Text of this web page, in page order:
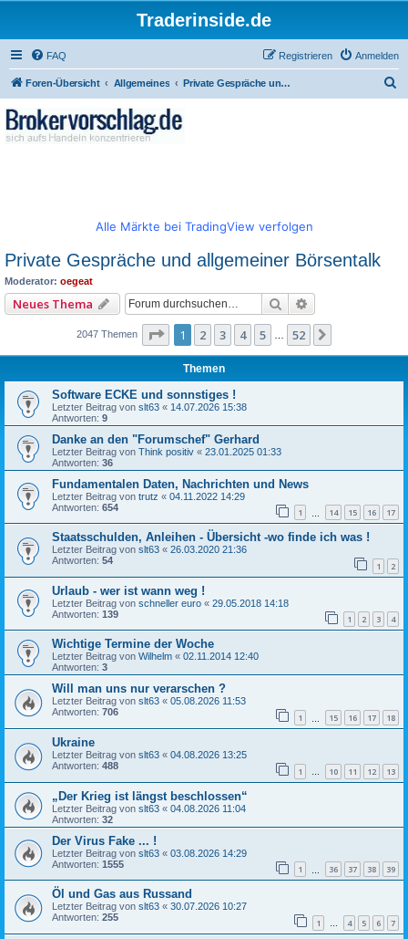
Traderinside.de
FAQ Anmelden
Registrieren
Foren-Übersicht Allgemeines Private Gespräche und allgemeiner Börsentalk
Alle Märkte bei TradingView verfolgen
Private Gespräche und allgemeiner Börsentalk
Moderator: oegeat
Neues Thema Suche
2047 Themen Seite 1von 52
1 2 3 4 5 52
Themen
Software ECKE und sonnstiges !
Letzter Beitrag von slt63 « 14.07.2026 15:38
Antworten: 9
Danke an den "Forumschef" Gerhard
Letzter Beitrag von Think positiv « 23.01.2025 01:33
Antworten: 36
Fundamentalen Daten, Nachrichten und News
Letzter Beitrag von trutz « 04.11.2022 14:29
Antworten: 654 1 14 15 16 17
Staatsschulden, Anleihen - Übersicht -wo finde ich was !
Letzter Beitrag von slt63 « 26.03.2020 21:36
Antworten: 54 1 2
Urlaub - wer ist wann weg !
Letzter Beitrag von schneller euro « 29.05.2018 14:18
Antworten: 139 1 2 3 4
Wichtige Termine der Woche
Letzter Beitrag von Wilhelm « 02.11.2014 12:40
Antworten: 3
Will man uns nur verarschen ?
Letzter Beitrag von slt63 « 05.08.2026 11:53
Antworten: 706 1 15 16 17 18
Ukraine
Letzter Beitrag von slt63 « 04.08.2026 13:25
Antworten: 488 1 … 10 11 12 13
„Der Krieg ist längst beschlossen“
Letzter Beitrag von slt63 « 04.08.2026 11:04
Antworten: 32
Der Virus Fake ... !
Letzter Beitrag von slt63 « 03.08.2026 14:29
Antworten: 1555 1 36 37 38 39
Öl und Gas aus Russand
Letzter Beitrag von slt63 « 30.07.2026 10:27
Antworten: 255 1 … 4 5 6 7